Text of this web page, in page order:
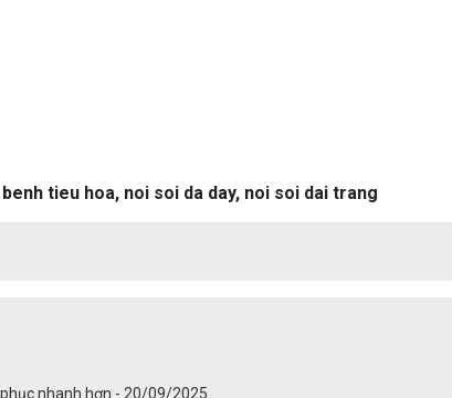
tieu hoa, noi soi da day, noi soi dai trang
nhanh hơn - 20/09/2025